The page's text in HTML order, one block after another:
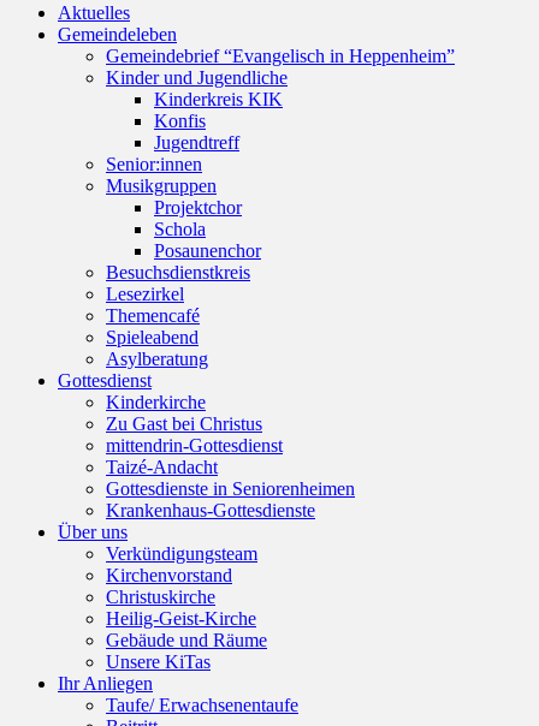
oben
scrollen
Aktuelles
Gemeindeleben
Gemeindebrief “Evangelisch in Heppenheim”
Kinder und Jugendliche
Kinderkreis KIK
Konfis
Jugendtreff
Senior:innen
Musikgruppen
Projektchor
Schola
Posaunenchor
Besuchsdienstkreis
Lesezirkel
Themencafé
Spieleabend
Asylberatung
Gottesdienst
Kinderkirche
Zu Gast bei Christus
mittendrin-Gottesdienst
Taizé-Andacht
Gottesdienste in Seniorenheimen
Krankenhaus-Gottesdienste
Über uns
Verkündigungsteam
Kirchenvorstand
Christuskirche
Heilig-Geist-Kirche
Gebäude und Räume
Unsere KiTas
Ihr Anliegen
Taufe/ Erwachsenentaufe